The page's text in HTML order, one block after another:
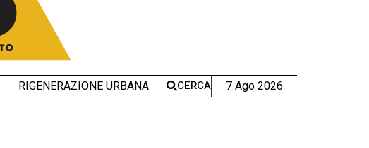
RIGENERAZIONE URBANA CERCA 7 Ago 2026